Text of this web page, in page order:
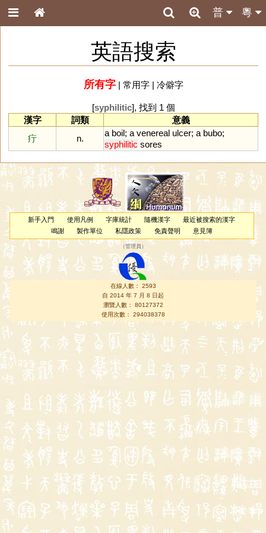
粵
普
英語搜索
所有字| 常用字| 冷僻字
[syphilitic], 找到 1 個
漢字
詞類
意義
疔
n.
a boil; a venereal ulcer; a bubo;
syphilitic sores
新手入門 使用凡例 字庫統計 隨機漢字
最近被搜索的漢字
鳴謝
製作單位 私隱政策 免責聲明 意見簿
（管理員 ）
在線人數： 2593
自 2014 年 7 月 8 日起
瀏覽人數： 80127372
使用次數： 294038378